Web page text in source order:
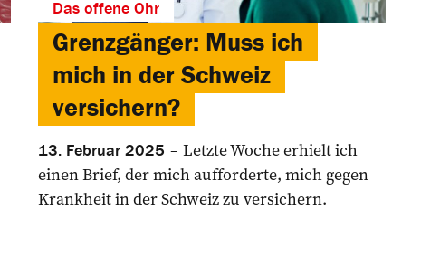
Das offene Ohr
Grenzgänger: Muss ich
mich in der Schweiz
versichern?
13. Februar 2025
Letzte Woche erhielt ich
einen Brief, der mich aufforderte, mich gegen
Krankheit in der Schweiz zu ver­sichern.